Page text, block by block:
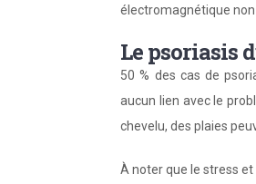
électromagnétique
Le psoriasis
50 % des cas de
aucun lien avec le
chevelu, des plaies
À noter que le stress